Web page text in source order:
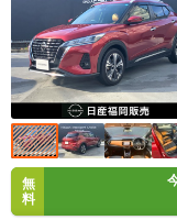
無
料